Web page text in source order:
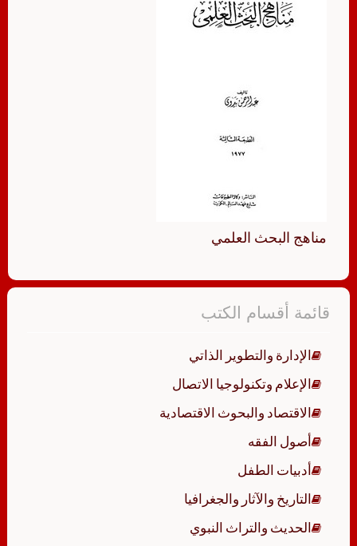
مناهج البحث العلمي
قائمة أقسام الكتب
الإدارة والتطوير الذاتي
الإعلام وتكنولوجيا الاتصال
الاقتصاد والبحوث الاقتصادية
أصول الفقه
أدبيات الطفل
التاريخ والآثار والجغرافيا
الحديث والتراث النبوي